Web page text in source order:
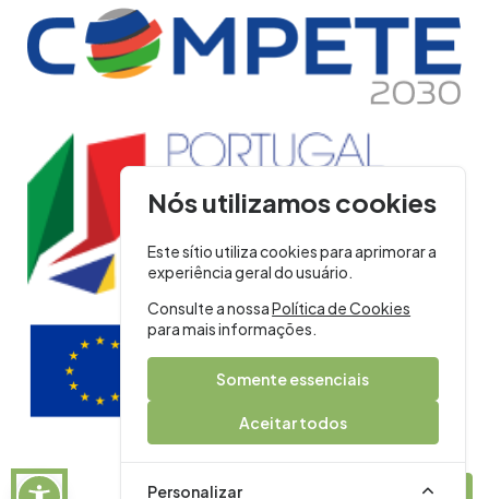
Política de Privacidade
Nós utilizamos cookies
Este sítio utiliza cookies para aprimorar a
experiência geral do usuário.
Consulte a nossaPolítica de Cookies
para mais informações.
Somente essenciais
Aceitar todos
Personalizar